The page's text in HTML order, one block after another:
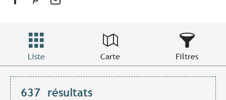
Liste Carte Filtres
637 résultats